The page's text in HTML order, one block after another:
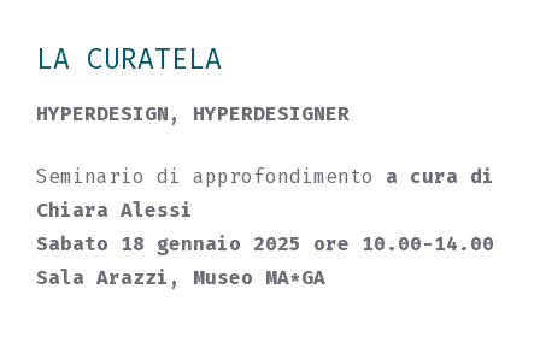
LA CURATELA
HYPERDESIGN, HYPERDESIGNER
Seminario di approfondimento a cura di
Chiara Alessi
Sabato 18 gennaio 2025 ore 10.00-14.00
Sala Arazzi, Museo MA*GA